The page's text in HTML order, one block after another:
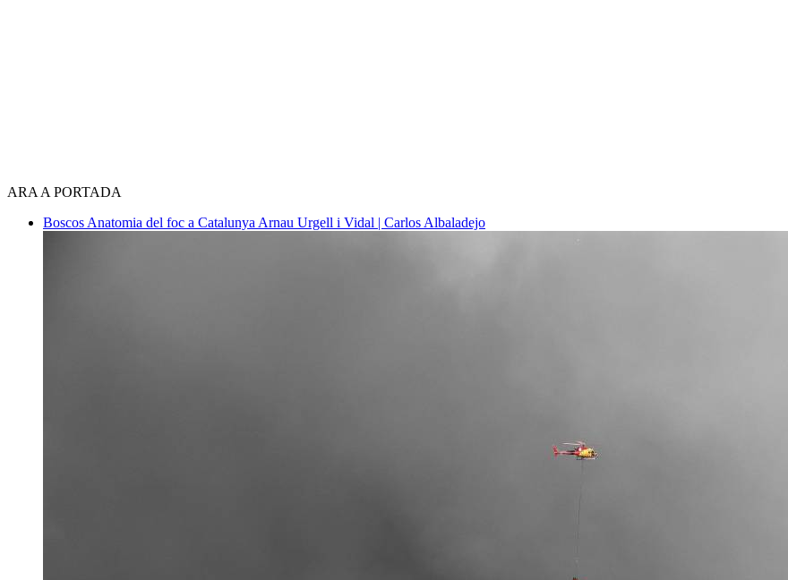
ARA A PORTADA
Boscos Anatomia del foc a Catalunya Arnau Urgell i Vidal | Carlos Albaladejo